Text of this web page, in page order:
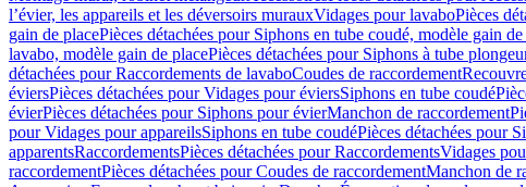
l’évier, les appareils et les déversoirs murauxVidages pour lavaboPièces
gain de placePièces détachées pour Siphons en tube coudé, modèle gain
lavabo, modèle gain de placePièces détachées pour Siphons à tube
détachées pour Raccordements de lavaboCoudes de raccordement
éviersPièces détachées pour Vidages pour éviersSiphons en tube coudé
évierPièces détachées pour Siphons pour évierManchon de raccordement
pour Vidages pour appareilsSiphons en tube coudéPièces détachées pour
apparentsRaccordementsPièces détachées pour RaccordementsVidages
raccordementPièces détachées pour Coudes de raccordementManchon de